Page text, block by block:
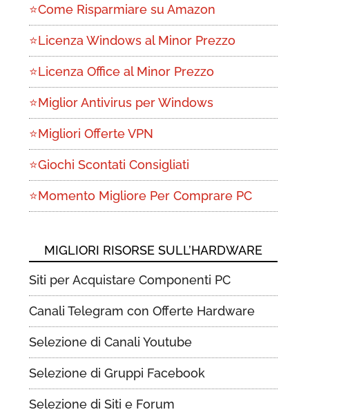
⭐Come Risparmiare su Amazon
⭐Licenza Windows al Minor Prezzo
⭐Licenza Office al Minor Prezzo
⭐Miglior Antivirus per Windows
⭐Migliori Offerte VPN
⭐Giochi Scontati Consigliati
⭐Momento Migliore Per Comprare PC
MIGLIORI RISORSE SULL’HARDWARE
Siti per Acquistare Componenti PC
Canali Telegram con Offerte Hardware
Selezione di Canali Youtube
Selezione di Gruppi Facebook
Selezione di Siti e Forum